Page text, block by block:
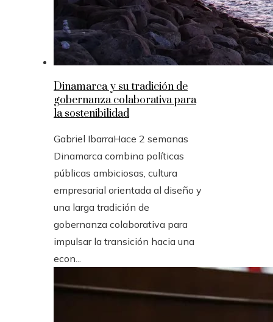
Dinamarca y su tradición de
gobernanza colaborativa para
la sostenibilidad
Gabriel IbarraHace 2 semanas
Dinamarca combina políticas
públicas ambiciosas, cultura
empresarial orientada al diseño y
una larga tradición de
gobernanza colaborativa para
impulsar la transición hacia una
econ...